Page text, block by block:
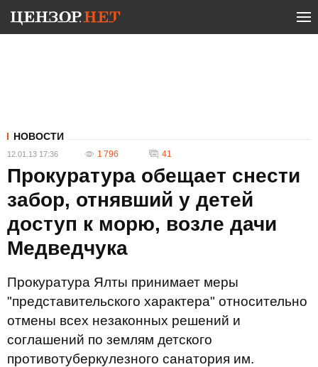
НОВОСТИ
12.01.13 17:36 1 796 41
Прокуратура обещает снести
забор, отнявший у детей
доступ к морю, возле дачи
Медведчука
Прокуратура Ялты принимает меры
"представительского характера" относительно
отмены всех незаконных решений и
соглашений по землям детского
противотуберкулезного санатория им.